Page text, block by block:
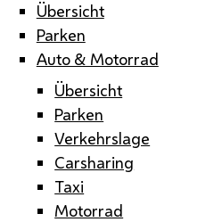
Übersicht
Parken
Auto & Motorrad
Übersicht
Parken
Verkehrslage
Carsharing
Taxi
Motorrad